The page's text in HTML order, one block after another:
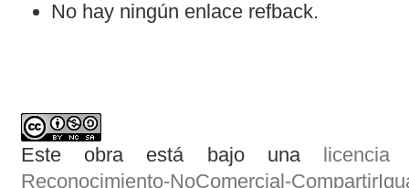
No hay ningún enlace refback.
Este obra está bajo una licencia
Reconocimiento-NoComercial-